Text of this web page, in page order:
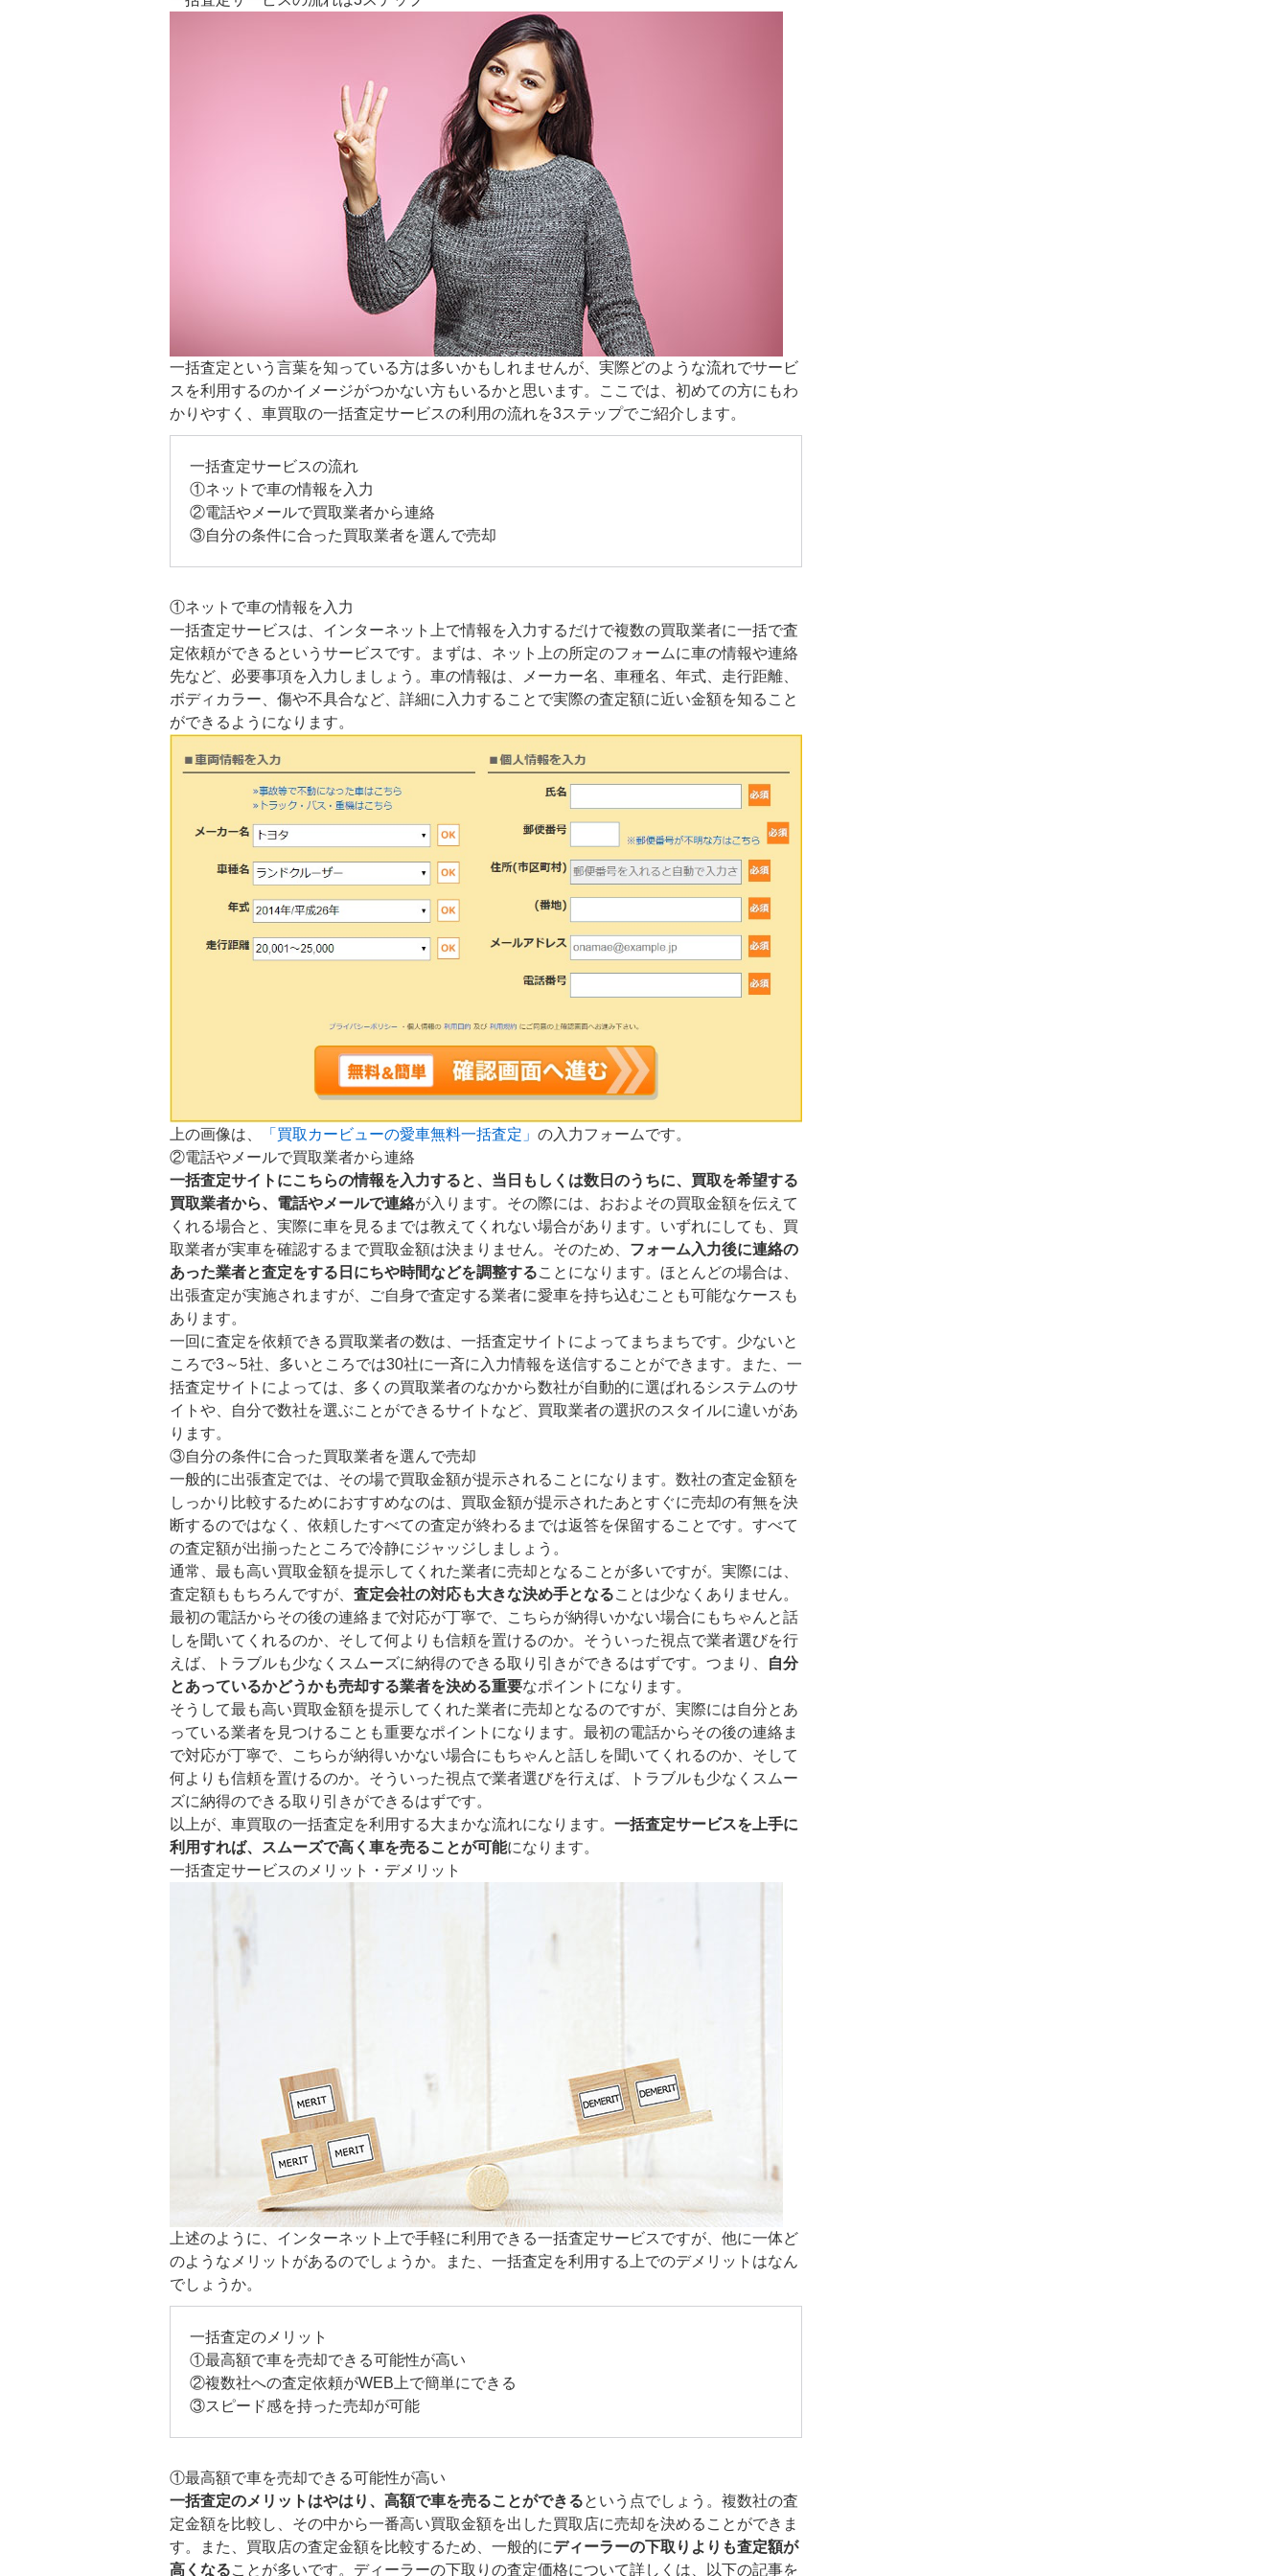
一括査定という言葉を知っている方は多いかもしれませんが、実際どのような流れでサービ
スを利用するのかイメージがつかない方もいるかと思います。ここでは、初めての方にもわ
かりやすく、車買取の一括査定サービスの利用の流れを3ステップでご紹介します。
一括査定サービスの流れ
①ネットで車の情報を入力
②電話やメールで買取業者から連絡
③自分の条件に合った買取業者を選んで売却
①ネットで車の情報を入力
一括査定サービスは、インターネット上で情報を入力するだけで複数の買取業者に一括で査
定依頼ができるというサービスです。まずは、ネット上の所定のフォームに車の情報や連絡
先など、必要事項を入力しましょう。車の情報は、メーカー名、車種名、年式、走行距離、
ボディカラー、傷や不具合など、詳細に入力することで実際の査定額に近い金額を知ること
ができるようになります。
上の画像は、 「買取カービューの愛車無料一括査定」 の入力フォームです。
②電話やメールで買取業者から連絡
一括査定サイトにこちらの情報を入力すると、当日もしくは数日のうちに、買取を希望する
買取業者から、電話やメールで連絡が入ります。その際には、おおよその買取金額を伝えて
くれる場合と、実際に車を見るまでは教えてくれない場合があります。いずれにしても、買
取業者が実車を確認するまで買取金額は決まりません。そのため、 フォーム入力後に連絡の
あった業者と査定をする日にちや時間などを調整することになります。ほとんどの場合は、
出張査定が実施されますが、ご自身で査定する業者に愛車を持ち込むことも可能なケースも
あります。
一回に査定を依頼できる買取業者の数は、一括査定サイトによってまちまちです。少ないと
ころで3～5社、多いところでは30社に一斉に入力情報を送信することができます。また、一
括査定サイトによっては、多くの買取業者のなかから数社が自動的に選ばれるシステムのサ
イトや、自分で数社を選ぶことができるサイトなど、買取業者の選択のスタイルに違いがあ
ります。
③自分の条件に合った買取業者を選んで売却
一般的に出張査定では、その場で買取金額が提示されることになります。数社の査定金額を
しっかり比較するためにおすすめなのは、買取金額が提示されたあとすぐに売却の有無を決
断するのではなく、依頼したすべての査定が終わるまでは返答を保留することです。すべて
の査定額が出揃ったところで冷静にジャッジしましょう。
通常、最も高い買取金額を提示してくれた業者に売却となることが多いですが。実際には、
査定額ももちろんですが、 査定会社の対応も大きな決め手となることは少なくありません。
最初の電話からその後の連絡まで対応が丁寧で、こちらが納得いかない場合にもちゃんと話
しを聞いてくれるのか、そして何よりも信頼を置けるのか。そういった視点で業者選びを行
えば、トラブルも少なくスムーズに納得のできる取り引きができるはずです。つまり、
自分
とあっているかどうかも売却する業者を決める重要なポイントになります。
そうして最も高い買取金額を提示してくれた業者に売却となるのですが、実際には自分とあ
っている業者を見つけることも重要なポイントになります。最初の電話からその後の連絡ま
で対応が丁寧で、こちらが納得いかない場合にもちゃんと話しを聞いてくれるのか、そして
何よりも信頼を置けるのか。そういった視点で業者選びを行えば、トラブルも少なくスムー
ズに納得のできる取り引きができるはずです。
以上が、車買取の一括査定を利用する大まかな流れになります。 一括査定サービスを上手に
利用すれば、スムーズで高く車を売ることが可能になります。
一括査定サービスのメリット・デメリット
上述のように、インターネット上で手軽に利用できる一括査定サービスですが、他に一体ど
のようなメリットがあるのでしょうか。また、一括査定を利用する上でのデメリットはなん
でしょうか。
一括査定のメリット
①最高額で車を売却できる可能性が高い
②複数社への査定依頼がWEB上で簡単にできる
③スピード感を持った売却が可能
①最高額で車を売却できる可能性が高い
一括査定のメリットはやはり、高額で車を売ることができるという点でしょう。複数社の査
定金額を比較し、その中から一番高い買取金額を出した買取店に売却を決めることができま
す。また、買取店の査定金額を比較するため、一般的にディーラーの下取りよりも査定額が
高くなることが多いです。ディーラーの下取りの査定価格について詳しくは、以下の記事を